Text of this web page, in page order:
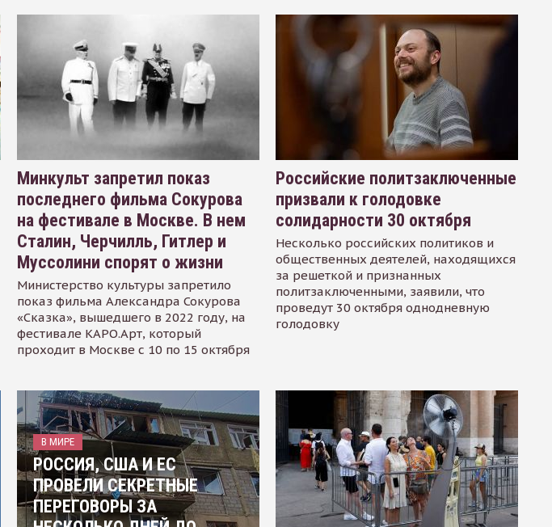
Минкульт запретил показ
последнего фильма Сокурова
на фестивале в Москве. В нем
Сталин, Черчилль, Гитлер и
Муссолини спорят о жизни
Министерство культуры запретило
показ фильма Александра Сокурова
«Сказка», вышедшего в 2022 году, на
фестивале КАРО.Арт, который
проходит в Москве с 10 по 15 октября
Российские политзаключенные
призвали к голодовке
солидарности 30 октября
Несколько российских политиков и
общественных деятелей, находящихся
за решеткой и признанных
политзаключенными, заявили, что
проведут 30 октября однодневную
голодовку
В МИРЕ
РОССИЯ, США И ЕС
ПРОВЕЛИ СЕКРЕТНЫЕ
ПЕРЕГОВОРЫ ЗА